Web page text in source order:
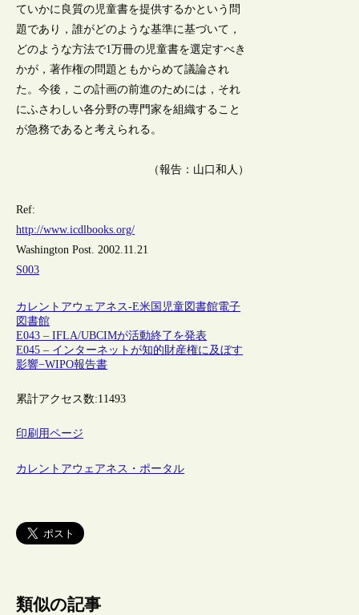
ていかに良質の児童書を提供するかという問
題であり，誰がどのような基準に基づいて，
どのような方法で1万冊の児童書を選定すべき
かが，著作権の問題ともからめて議論され
た。今後，この計画の前進のためには，それ
にふさわしい各分野の専門家を組織すること
が急務であると考えられる。
（報告：山口和人）
Ref:
http://www.icdlbooks.org/
Washington Post. 2002.11.21
S003
カレントアウェアネス-E米国 児童図書館電子
図書館
E043 – IFLA/UBCIMが活動終了を発表
E045 – インターネットが知的財産権に及ぼす
影響−WIPO報告書
累計アクセス数:11493
印刷用ページ
カレントアウェアネス・ポータル
類似の記事